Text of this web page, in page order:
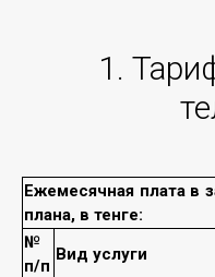
1.
Ежемесячная плата в
плана, в тенге:
№
п/п
Вид услуги